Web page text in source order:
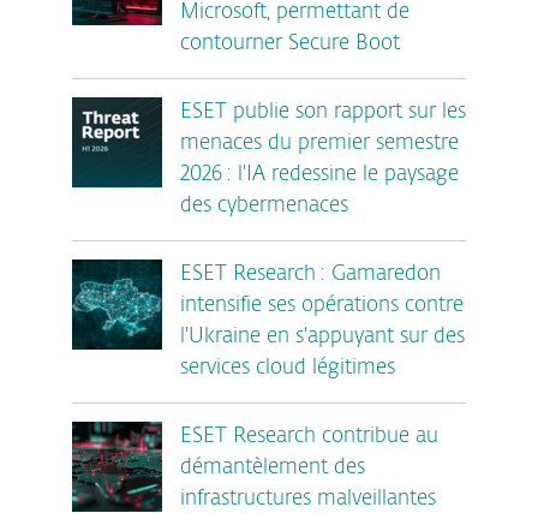
Microsoft, permettant de
contourner Secure Boot
ESET publie son rapport sur les
menaces du premier semestre
2026 : l'IA redessine le paysage
des cybermenaces
ESET Research : Gamaredon
intensifie ses opérations contre
l'Ukraine en s'appuyant sur des
services cloud légitimes
ESET Research contribue au
démantèlement des
infrastructures malveillantes